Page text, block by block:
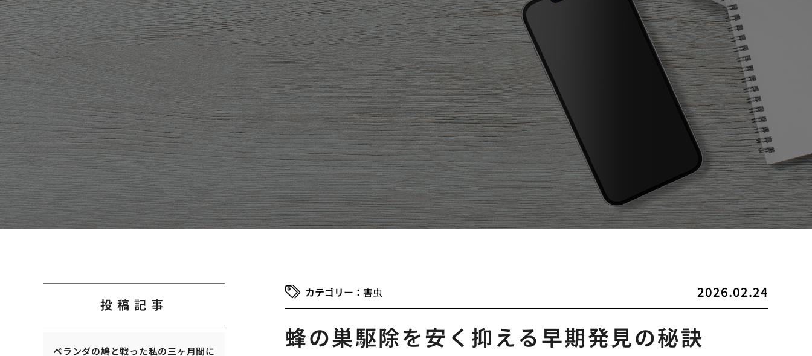
2026.02.24
害虫
蜂の巣駆除を安く抑える早期発見の秘訣
投稿記事
ベランダの鳩と戦った私の三ヶ月間に